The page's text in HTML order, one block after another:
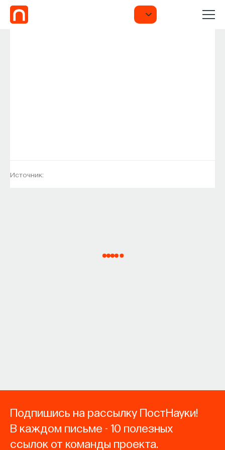
Источник:
Подпишись на рассылку ПостНауки!
В каждом письме - 10 полезных
ссылок от команды проекта.